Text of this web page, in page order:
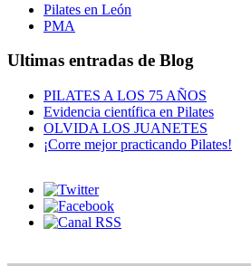
Pilates en León
PMA
Ultimas entradas de Blog
PILATES A LOS 75 AÑOS
Evidencia científica en Pilates
OLVIDA LOS JUANETES
¡Corre mejor practicando Pilates!